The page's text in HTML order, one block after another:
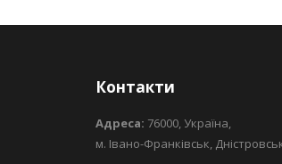
Контакти
Адреса: 76000, Україна,
м. Івано-Франківськ,